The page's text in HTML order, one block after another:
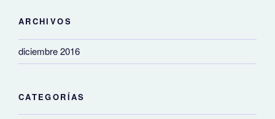
ARCHIVOS
diciembre 2016
CATEGORÍAS